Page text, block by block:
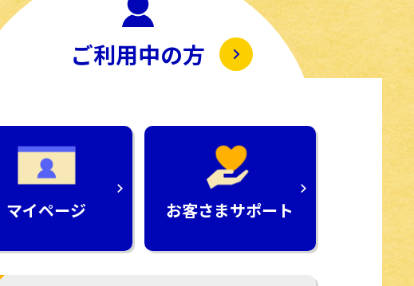
ご利用中の方
マイページ お客さまサポート